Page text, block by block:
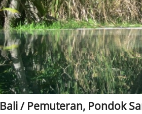
Bali / Pemuteran, Pondok